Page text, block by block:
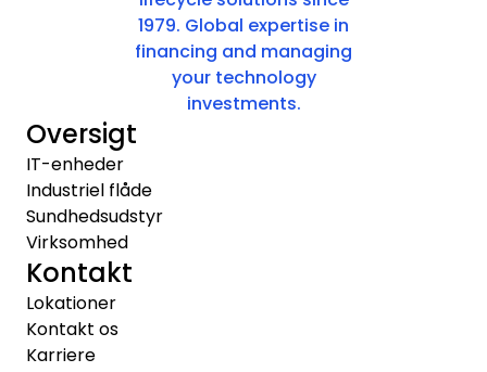
1979. Global expertise in
financing and managing
your technology
investments.
Oversigt
IT-enheder
Industriel flåde
Sundhedsudstyr
Virksomhed
Kontakt
Lokationer
Kontakt os
Karriere